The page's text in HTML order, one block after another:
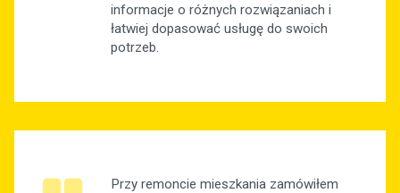
informacje o różnych rozwiązaniach i
łatwiej dopasować usługę do swoich
potrzeb.
Przy remoncie mieszkania zamówiłem